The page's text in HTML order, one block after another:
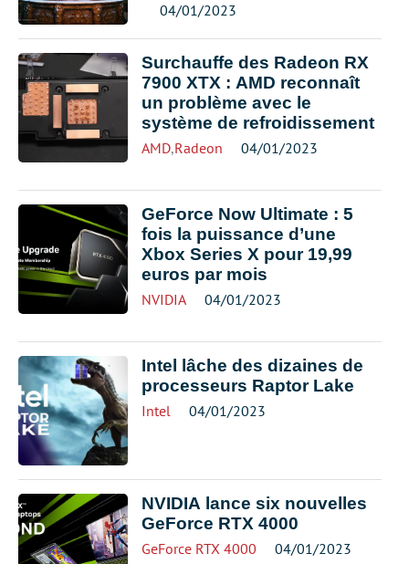
04/01/2023
Surchauffe des Radeon RX
7900 XTX : AMD reconnaît
un problème avec le
système de refroidissement
AMD,Radeon 04/01/2023
GeForce Now Ultimate : 5
fois la puissance d’une
Xbox Series X pour 19,99
euros par mois
NVIDIA 04/01/2023
Intel lâche des dizaines de
processeurs Raptor Lake
Intel 04/01/2023
NVIDIA lance six nouvelles
GeForce RTX 4000
GeForce RTX 4000 04/01/2023